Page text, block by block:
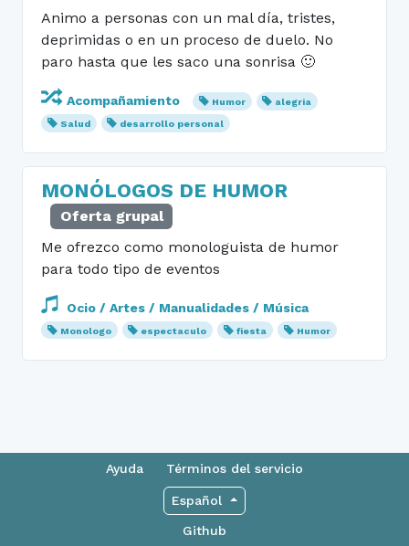
Animo a personas con un mal día, tristes,
deprimidas o en un proceso de duelo. No
paro hasta que les saco una sonrisa 🙂
Acompañamiento Humor
alegria
Salud
desarrollo personal
MONÓLOGOS DE HUMOR
Oferta grupal
Me ofrezco como monologuista de humor
para todo tipo de eventos
Ocio / Artes / Manualidades / Música
Monologo espectaculo fiesta Humor
Ayuda Términos del servicio
Español
Github